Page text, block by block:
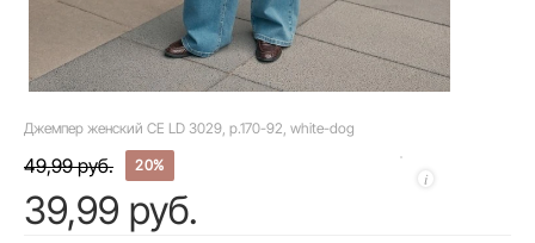
Джемпер женский CE LD 3029, р.170-92, white-dog
49,99 руб. 20%
39,99 руб.